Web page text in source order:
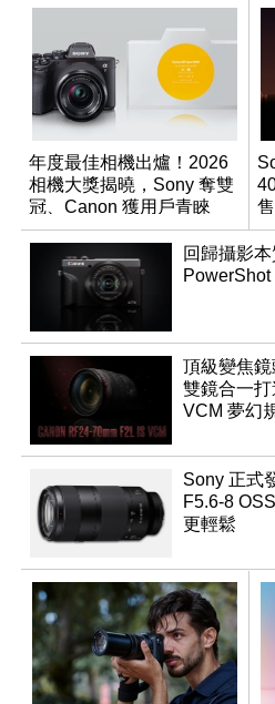
年度最佳相機出爐！2026
相機大獎揭曉，Sony 奪雙
冠、Canon 獲用戶青睞
回歸攝影
頂級變焦
雙鏡合一
VCM 夢幻
Sony 正式
F5.6-8
更輕鬆